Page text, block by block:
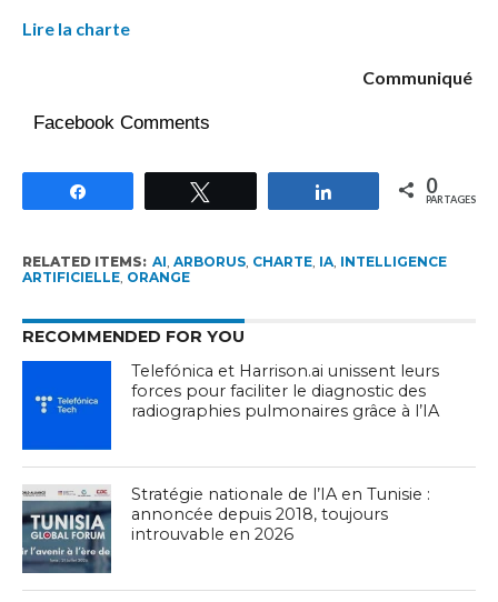
Lire la charte
Communiqué
Facebook Comments
Partagez 0
PARTAGES
RELATED ITEMS: AI, ARBORUS, CHARTE, IA, INTELLIGENCE
ARTIFICIELLE, ORANGE
RECOMMENDED FOR YOU
Telefónica et Harrison.ai unissent leurs
forces pour faciliter le diagnostic des
radiographies pulmonaires grâce à l’IA
Stratégie nationale de l’IA en Tunisie :
annoncée depuis 2018, toujours
introuvable en 2026